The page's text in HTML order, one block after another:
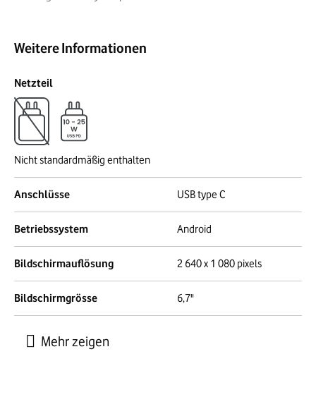
Weitere Informationen
Netzteil
Nicht standardmäßig enthalten
Anschlüsse USB type C
Betriebssystem Android
Bildschirmauflösung 2 640 x 1 080 pixels
Bildschirmgrösse 6,7"